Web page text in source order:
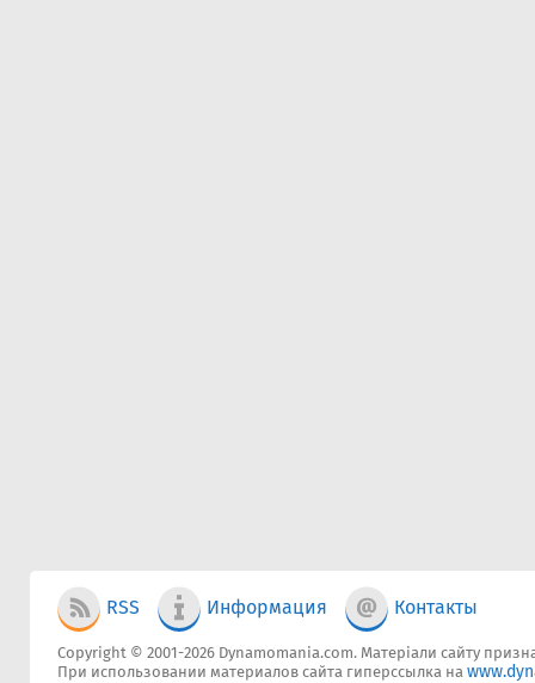
RSS Информация Контакты
Copyright © 2001-2026 Dynamomania.com. Матеріали сайту
При использовании материалов сайта гиперссылка на